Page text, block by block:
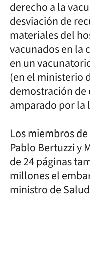
derecho a la
desviación de
materiales del
vacunados en la
en un
(en el ministerio
demostración de
amparado por la
Los miembros
Pablo Bertuzzi y
de 24 páginas
millones el
ministro de Salud